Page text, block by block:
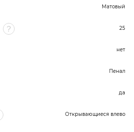
Матовый
25
нет
Пенал
да
Открывающиеся влево